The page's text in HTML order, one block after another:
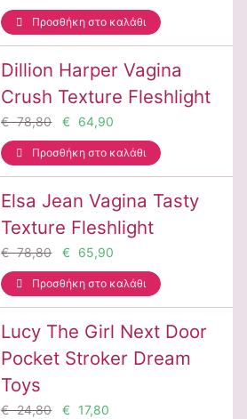
Προσθήκη στο καλάθι
Dillion Harper Vagina
Crush Texture Fleshlight
€ 78,80 € 64,90
Προσθήκη στο καλάθι
Elsa Jean Vagina Tasty
Texture Fleshlight
€ 78,80 € 65,90
Προσθήκη στο καλάθι
Lucy The Girl Next Door
Pocket Stroker Dream
Toys
€ 24,80 € 17,80